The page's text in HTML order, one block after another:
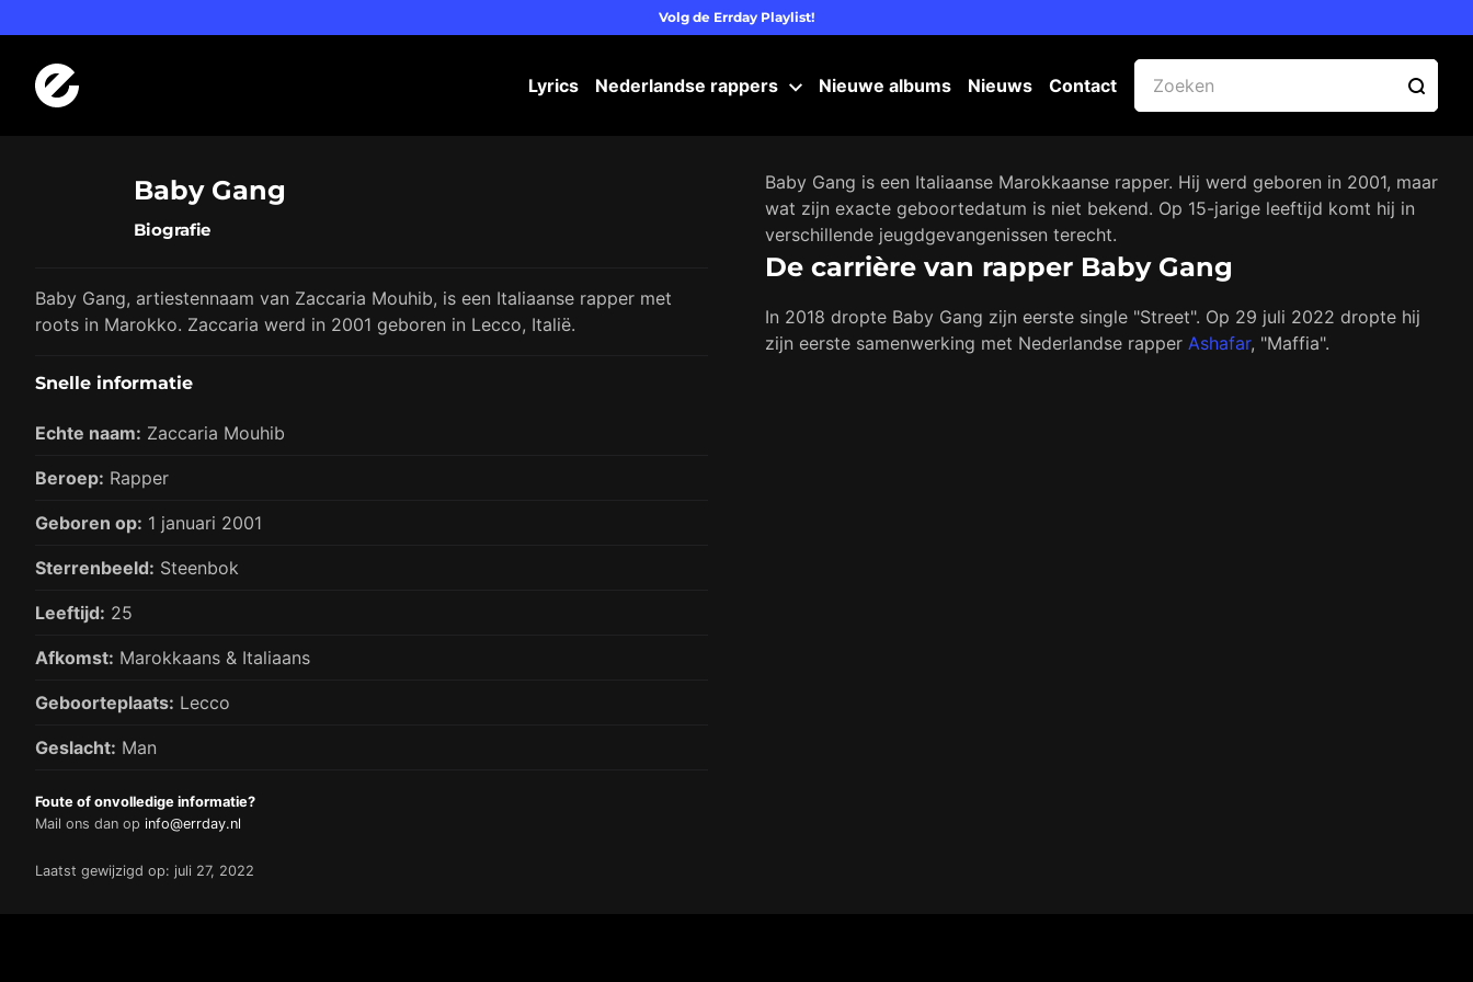
Volg de Errday Playlist!
Lyrics Nederlandse rappers Nieuwe albums Nieuws Contact
Baby Gang
Biografie
Baby Gang, artiestennaam van Zaccaria Mouhib, is een Italiaanse rapper met
roots in Marokko. Zaccaria werd in 2001 geboren in Lecco, Italië.
Snelle informatie
Echte naam: Zaccaria Mouhib
Beroep: Rapper
Geboren op: 1 januari 2001
Sterrenbeeld: Steenbok
Leeftijd: 25
Afkomst: Marokkaans & Italiaans
Geboorteplaats: Lecco
Geslacht: Man
Foute of onvolledige informatie?
Mail ons dan op info@errday.nl
Laatst gewijzigd op: juli 27, 2022
Baby Gang is een Italiaanse Marokkaanse rapper. Hij werd geboren in 2001, maar
wat zijn exacte geboortedatum is niet bekend. Op 15-jarige leeftijd komt hij in
verschillende jeugdgevangenissen terecht.
De carrière van rapper Baby Gang
In 2018 dropte Baby Gang zijn eerste single "Street". Op 29 juli 2022 dropte hij
zijn eerste samenwerking met Nederlandse rapper Ashafar, "Maffia".